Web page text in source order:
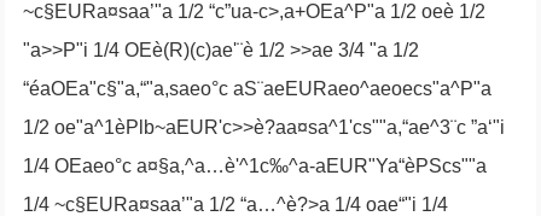
~c§EURa¤saa’"a 1/2 “c”ua-c>,a+OEa^P"a 1/2 oeè 1/2
"a>>P"i 1/4 OEè(R)(c)ae'¨è 1/2 >>ae 3/4 "a 1/2
“éaOEa"c§"a,“"a,saeo°c aS¨aeEURaeo^aeoecs"a^P"a
1/2 oe"a^1èPlb~aEUR'c>>è?aa¤sa^1'cs""a,“ae^3¨c ”a‘"i
1/4 OEaeo°c a¤§a,^a…è'^1c‰^a-aEUR"Ya“èPScs""a
1/4 ~c§EURa¤saa’"a 1/2 “a…^è?>a 1/4 oae“"i 1/4